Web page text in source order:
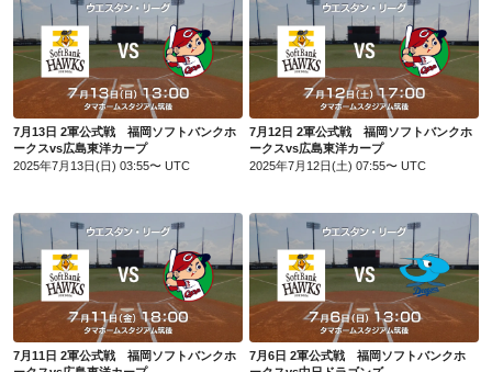
7月13日 2軍公式戦 福岡ソフトバンクホークスvs広島東洋カープ
7月13日 2軍公式戦 福岡ソフトバンクホ
ークスvs広島東洋カープ
2025年7月13日(日) 03:55〜 UTC
7月12日 2軍公式戦 福岡ソフトバンクホークスvs広島東洋カープ
7月12日 2軍公式戦 福岡ソフトバンクホ
ークスvs広島東洋カープ
2025年7月12日(土) 07:55〜 UTC
7月11日 2軍公式戦 福岡ソフトバンクホークスvs広島東洋カープ
7月11日 2軍公式戦 福岡ソフトバンクホ
7月6日 2軍公式戦 福岡ソフトバンクホ